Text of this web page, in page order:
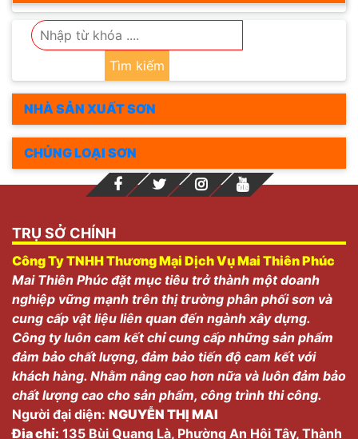
Tìm kiếm
NHÀ SẢN XUẤT SƠN
CHỦNG LOẠI SƠN
TRỤ SỞ CHÍNH
Công Ty TNHH Thương Mại Dịch Vụ Mai Thiên Phúc
Mai Thiên Phúc đặt mục tiêu trở thành một doanh
nghiệp vững mạnh trên thị trường phân phối sơn và
cung cấp vật liệu liên quan đến ngành xây dựng.
Công ty luôn cam kết chỉ cung cấp những sản phẩm
đảm bảo chất lượng, đảm bảo tiến độ cam kết với
khách hàng. Nhằm nâng cao hơn nữa và luôn đảm bảo
chất lượng cao cho sản phẩm, công trình thi công.
Người đại diện: NGUYỄN THỊ MAI
Địa chỉ: 135 Bùi Quang Là, Phường An Hội Tây, Thành